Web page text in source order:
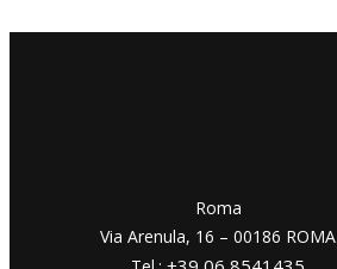
​​Roma
Via Arenula, 16 – 00186 ROMA